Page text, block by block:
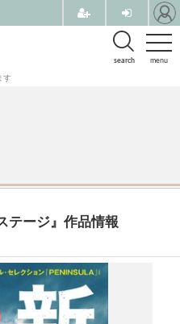
menu
search
す
テージ』作品情報